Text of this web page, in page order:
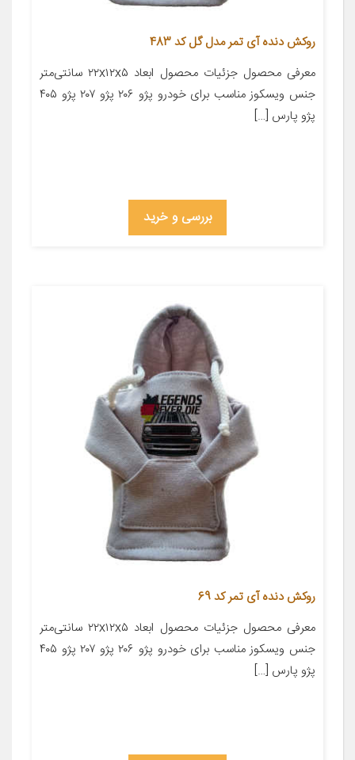
روکش دنده آی تمر مدل گل کد 483
معرفی محصول جزئیات محصول ابعاد ۲۲x۱۲x۵ سانتی‌متر
جنس ویسکوز مناسب برای خودرو پژو ۲۰۶ پژو ۲۰۷ پژو ۴۰۵
پژو پارس […]
بررسی و خرید
روکش دنده آی تمر کد 69
معرفی محصول جزئیات محصول ابعاد ۲۲x۱۲x۵ سانتی‌متر
جنس ویسکوز مناسب برای خودرو پژو ۲۰۶ پژو ۲۰۷ پژو ۴۰۵
پژو پارس […]